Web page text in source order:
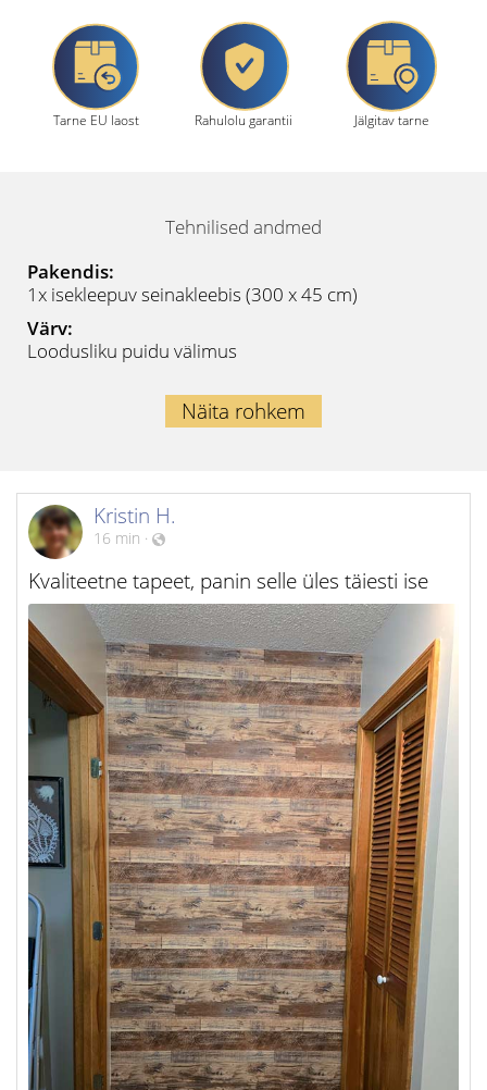
Tarne EU laost Rahulolu garantii Jälgitav tarne
Tehnilised andmed
Pakendis:
1x isekleepuv seinakleebis (300 x 45 cm)
Värv:
Loodusliku puidu välimus
Näita rohkem
Kristin H.
16 min ·
Kvaliteetne tapeet, panin selle üles täiesti ise